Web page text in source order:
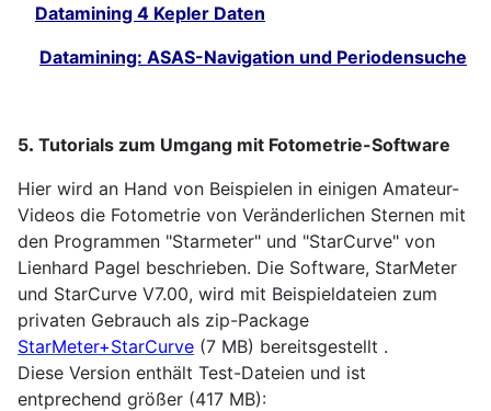
Datamining 4 Kepler Daten
Datamining: ASAS-Navigation und Periodensuche
5. Tutorials zum Umgang mit Fotometrie-Software
Hier wird an Hand von Beispielen in einigen Amateur-
Videos die Fotometrie von Veränderlichen Sternen mit
den Programmen "Starmeter" und "StarCurve" von
Lienhard Pagel beschrieben. Die Software, StarMeter
und StarCurve V7.00, wird mit Beispieldateien zum
privaten Gebrauch als zip-Package
StarMeter+StarCurve (7 MB) bereitsgestellt .
Diese Version enthält Test-Dateien und ist
entprechend größer (417 MB):